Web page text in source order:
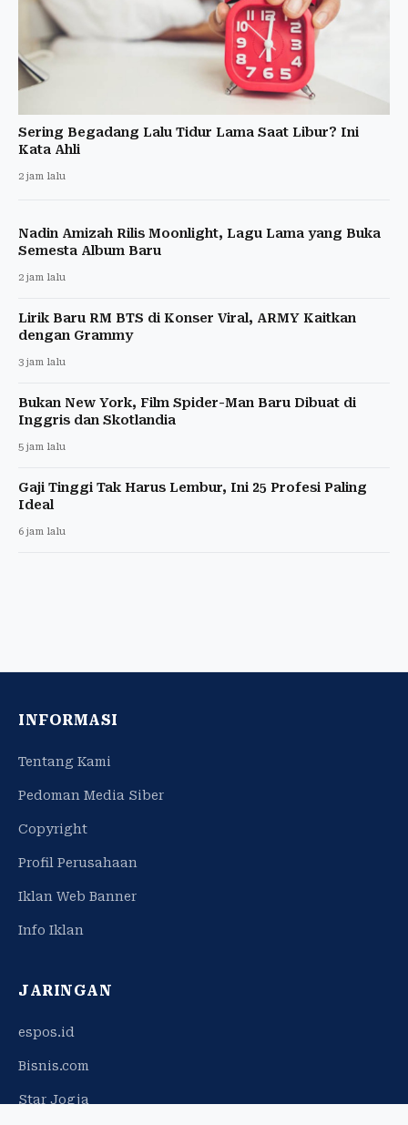
Sering Begadang Lalu Tidur Lama Saat Libur? Ini
Kata Ahli
2 jam lalu
Nadin Amizah Rilis Moonlight, Lagu Lama yang Buka
Semesta Album Baru
2 jam lalu
Lirik Baru RM BTS di Konser Viral, ARMY Kaitkan
dengan Grammy
3 jam lalu
Bukan New York, Film Spider-Man Baru Dibuat di
Inggris dan Skotlandia
5 jam lalu
Gaji Tinggi Tak Harus Lembur, Ini 25 Profesi Paling
Ideal
6 jam lalu
INFORMASI
Tentang Kami
Pedoman Media Siber
Copyright
Profil Perusahaan
Iklan Web Banner
Info Iklan
JARINGAN
espos.id
Bisnis.com
Star Jogja